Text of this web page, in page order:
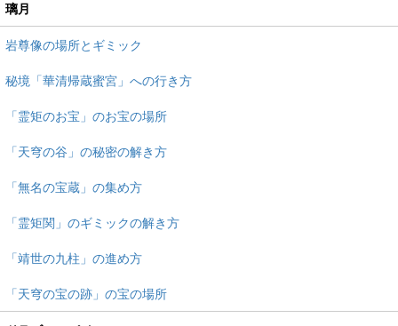
璃月
岩尊像の場所とギミック
秘境「華清帰蔵蜜宮」への行き方
「霊矩のお宝」のお宝の場所
「天穹の谷」の秘密の解き方
「無名の宝蔵」の集め方
「霊矩関」のギミックの解き方
「靖世の九柱」の進め方
「天穹の宝の跡」の宝の場所